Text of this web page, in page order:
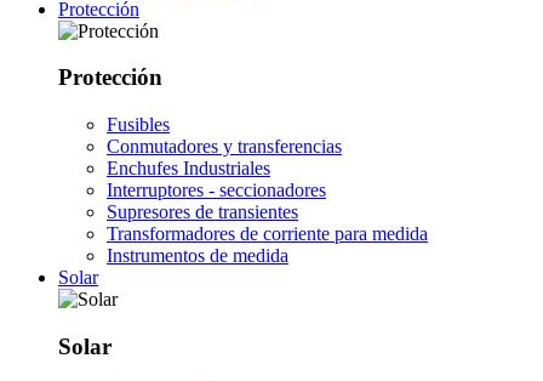
Protección
Protección
Fusibles
Conmutadores y transferencias
Enchufes Industriales
Interruptores - seccionadores
Supresores de transientes
Transformadores de corriente para medida
Instrumentos de medida
Solar
Solar